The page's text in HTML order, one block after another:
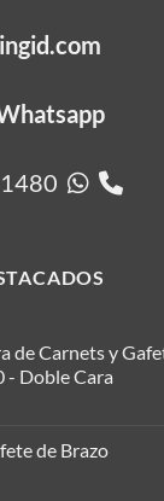
de Carnets y
- Doble Cara
de Brazo